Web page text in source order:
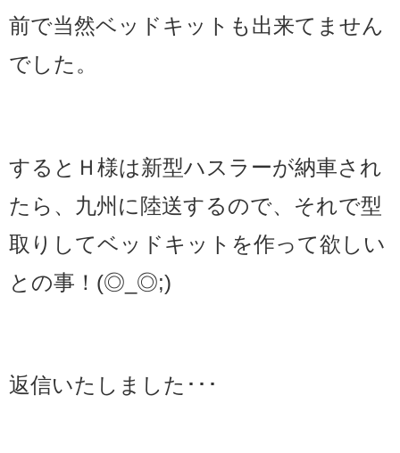
前で当然ベッドキットも出来てません
でした。
するとＨ様は新型ハスラーが納車され
たら、九州に陸送するので、それで型
取りしてベッドキットを作って欲しい
との事！(◎_◎;)
返信いたしました･･･